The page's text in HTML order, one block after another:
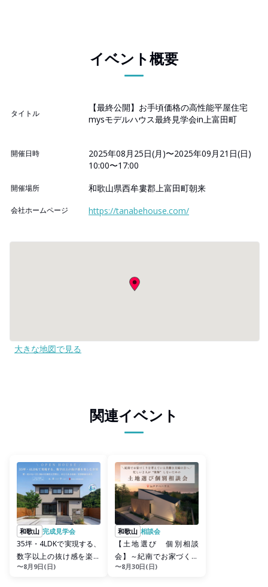
イベント概要
タイトル
【最終公開】お手頃価格の高性能平屋住宅
mysモデルハウス最終見学会in上富田町
開催日時
2025年08月25日(月)〜2025年09月21日(日)
10:00〜17:00
開催場所 和歌山県西牟婁郡上富田町朝来
会社ホームページ https://tanabehouse.com/
大きな地図で見る
関連イベント
和歌山 完成見学会
35坪・4LDKで実現する、
数字以上の抜け感を楽し
むお家 完成見学会 in...
〜8月9日(日)
和歌山 相談会
【土地選び 個別相談
会】～紀南でお家づくり
を考えている共働き夫婦
〜8月30日(日)